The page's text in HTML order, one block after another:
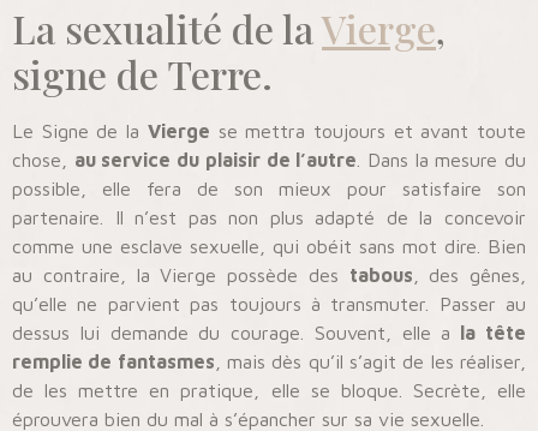
La sexualité de laVierge,
signe de Terre.
Le Signe de la Vierge se mettra toujours et avant toute
chose, au service du plaisir de l’autre . Dans la mesure du
possible, elle fera de son mieux pour satisfaire son
partenaire. Il n’est pas non plus adapté de la concevoir
comme une esclave sexuelle, qui obéit sans mot dire. Bien
au contraire, la Vierge possède des tabous , des gênes,
qu’elle ne parvient pas toujours à transmuter. Passer au
dessus lui demande du courage. Souvent, elle a la tête
remplie de fantasmes , mais dès qu’il s’agit de les réaliser,
de les mettre en pratique, elle se bloque. Secrète, elle
éprouvera bien du mal à s’épancher sur sa vie sexuelle.